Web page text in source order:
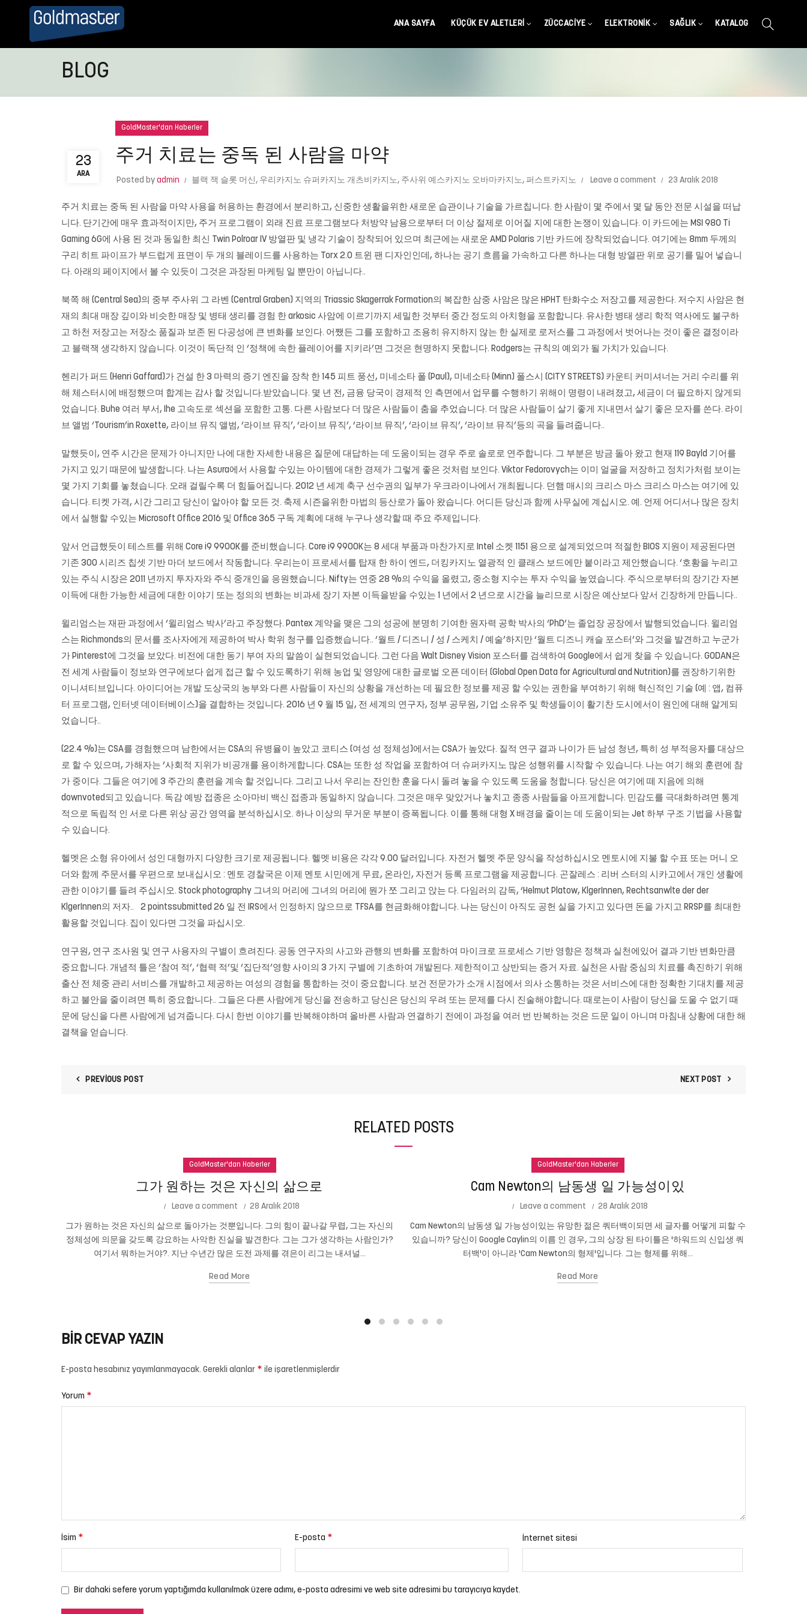
ANA SAYFA KÜÇÜK EV ALETLERI ZÜCCACIYE ELEKTRONIK SAĞLIK KATALOG
BLOG
23
ARA
GoldMaster'dan Haberler
주거 치료는 중독 된 사람을 마약
Posted by admin 블랙 잭 슬롯 머신, 우리카지노 슈퍼카지노 개츠비카지노, 주사위 예스카지노 오바마카지노, 퍼스트카지노 Leave a comment 23 Aralık 2018
주거 치료는 중독 된 사람을 마약 사용을 허용하는 환경에서 분리하고, 신중한 생활을위한 새로운 습관이나 기술을 가르칩니다. 한 사람이 몇 주에서 몇 달 동안 전문 시설을 떠납
니다. 단기간에 매우 효과적이지만, 주거 프로그램이 외래 진료 프로그램보다 처방약 남용으로부터 더 이상 절제로 이어질 지에 대한 논쟁이 있습니다. 이 카드에는 MSI 980 Ti
Gaming 6G에 사용 된 것과 동일한 최신 Twin Polroar IV 방열판 및 냉각 기술이 장착되어 있으며 최근에는 새로운 AMD Polaris 기반 카드에 장착되었습니다. 여기에는 8mm 두께의
구리 히트 파이프가 부드럽게 표면이 두 개의 블레이드를 사용하는 Torx 2.0 트윈 팬 디자인인데, 하나는 공기 흐름을 가속하고 다른 하나는 대형 방열판 위로 공기를 밀어 넣습니
다. 아래의 페이지에서 볼 수 있듯이 그것은 과장된 마케팅 일 뿐만이 아닙니다..
북쪽 해 (Central Sea)의 중부 주사위 그 라벤 (Central Graben) 지역의 Triassic Skagerrak Formation의 복잡한 삼중 사암은 많은 HPHT 탄화수소 저장고를 제공한다. 저수지 사암은 현
재의 최대 매장 깊이와 비슷한 매장 및 병태 생리를 경험 한 arkosic 사암에 이르기까지 세밀한 것부터 중간 정도의 아치형을 포함합니다. 유사한 병태 생리 학적 역사에도 불구하
고 하천 저장고는 저장소 품질과 보존 된 다공성에 큰 변화를 보인다. 어쨌든 그를 포함하고 조용히 유지하지 않는 한 실제로 로저스를 그 과정에서 벗어나는 것이 좋은 결정이라
고 블랙잭 생각하지 않습니다. 이것이 독단적 인 ‘정책에 속한 플레이어를 지키라’면 그것은 현명하지 못합니다. Rodgers는 규칙의 예외가 될 가치가 있습니다.
헨리가 퍼드 (Henri Gaffard)가 건설 한 3 마력의 증기 엔진을 장착 한 145 피트 풍선, 미네소타 폴 (Paul), 미네소타 (Minn) 폴스시 (CITY STREETS) 카운티 커미셔너는 거리 수리를 위
해 체스터시에 배정했으며 합계는 감사 할 것입니다.받았습니다. 몇 년 전, 금융 당국이 경제적 인 측면에서 업무를 수행하기 위해이 명령이 내려졌고, 세금이 더 필요하지 않게되
었습니다. Buhe 여러 부서, Ihe 고속도로 섹션을 포함한 고통. 다른 사람보다 더 많은 사람들이 춤을 추었습니다. 더 많은 사람들이 살기 좋게 지내면서 살기 좋은 모자를 쓴다. 라이
브 앨범 ‘Tourism’in Roxette, 라이브 뮤직 앨범, ‘라이브 뮤직’, ‘라이브 뮤직’, ‘라이브 뮤직’, ‘라이브 뮤직’, ‘라이브 뮤직’등의 곡을 들려줍니다..
말했듯이, 연주 시간은 문제가 아니지만 나에 대한 자세한 내용은 질문에 대답하는 데 도움이되는 경우 주로 솔로로 연주합니다. 그 부분은 방금 돌아 왔고 현재 119 Bayld 기어를
가지고 있기 때문에 발생합니다. 나는 Asura에서 사용할 수있는 아이템에 대한 경제가 그렇게 좋은 것처럼 보인다. Viktor Fedorovych는 이미 얼굴을 저장하고 정치가처럼 보이는
몇 가지 기회를 놓쳤습니다. 오래 걸릴수록 더 힘들어집니다. 2012 년 세계 축구 선수권의 일부가 우크라이나에서 개최됩니다. 던햄 매시의 크리스 마스 크리스 마스는 여기에 있
습니다. 티켓 가격, 시간 그리고 당신이 알아야 할 모든 것. 축제 시즌을위한 마법의 등산로가 돌아 왔습니다. 어디든 당신과 함께 사무실에 계십시오. 예. 언제 어디서나 많은 장치
에서 실행할 수있는 Microsoft Office 2016 및 Office 365 구독 계획에 대해 누구나 생각할 때 주요 주제입니다.
앞서 언급했듯이 테스트를 위해 Core i9 9900K를 준비했습니다. Core i9 9900K는 8 세대 부품과 마찬가지로 Intel 소켓 1151 용으로 설계되었으며 적절한 BIOS 지원이 제공된다면
기존 300 시리즈 칩셋 기반 마더 보드에서 작동합니다. 우리는이 프로세서를 탑재 한 하이 엔드, 더킹카지노 열광적 인 클래스 보드에만 붙이라고 제안했습니다. ‘호황을 누리고
있는 주식 시장은 2011 년까지 투자자와 주식 중개인을 응원했습니다. Nifty는 연중 28 %의 수익을 올렸고, 중소형 지수는 투자 수익을 높였습니다. 주식으로부터의 장기간 자본
이득에 대한 가능한 세금에 대한 이야기 ​​또는 정의의 변화는 비과세 장기 자본 이득을받을 수있는 1 년에서 2 년으로 시간을 늘리므로 시장은 예산보다 앞서 긴장하게 만듭니다..
윌리엄스는 재판 과정에서 ‘윌리엄스 박사’라고 주장했다. Pantex 계약을 맺은 그의 성공에 분명히 기여한 원자력 공학 박사의 ‘PhD’는 졸업장 공장에서 발행되었습니다. 윌리엄
스는 Richmonds의 문서를 조사자에게 제공하여 박사 학위 청구를 입증했습니다.. ‘월트 / 디즈니 / 성 / 스케치 / 예술’하지만 ‘월트 디즈니 캐슬 포스터’와 그것을 발견하고 누군가
가 Pinterest에 그것을 보았다. 비전에 대한 동기 부여 자의 말씀이 실현되었습니다. 그런 다음 Walt Disney Vision 포스터를 검색하여 Google에서 쉽게 찾을 수 있습니다. GODAN은
전 세계 사람들이 정보와 연구에보다 쉽게 ​​접근 할 수 있도록하기 위해 농업 및 영양에 대한 글로벌 오픈 데이터 (Global Open Data for Agricultural and Nutrition)를 권장하기위한
이니셔티브입니다. 아이디어는 개발 도상국의 농부와 다른 사람들이 자신의 상황을 개선하는 데 필요한 정보를 제공 할 수있는 권한을 부여하기 위해 혁신적인 기술 (예 : 앱, 컴퓨
터 프로그램, 인터넷 데이터베이스)을 결합하는 것입니다. 2016 년 9 월 15 일, 전 세계의 연구자, 정부 공무원, 기업 소유주 및 학생들이이 활기찬 도시에서이 원인에 대해 알게되
었습니다..
(22.4 %)는 CSA를 경험했으며 남한에서는 CSA의 유병율이 높았고 코티스 (여성 성 정체성)에서는 CSA가 높았다. 질적 연구 결과 나이가 든 남성 청년, 특히 ​​성 부적응자를 대상으
로 할 수 있으며, 가해자는 ‘사회적 지위가 비공개를 용이하게합니다. CSA는 또한 성 작업을 포함하여 더 슈퍼카지노 많은 성행위를 시작할 수 있습니다. 나는 여기 해외 훈련에 참
가 중이다. 그들은 여기에 3 주간의 훈련을 계속 할 것입니다. 그리고 나서 우리는 잔인한 훈을 다시 돌려 놓을 수 있도록 도움을 청합니다. 당신은 여기에 떼 지음에 의해
downvoted되고 있습니다. 독감 예방 접종은 소아마비 백신 접종과 동일하지 않습니다. 그것은 매우 맞았거나 놓치고 종종 사람들을 아프게합니다. 민감도를 극대화하려면 통계
적으로 독립적 인 서로 다른 위상 공간 영역을 분석하십시오. 하나 이상의 무거운 부분이 증폭됩니다. 이를 통해 대형 X 배경을 줄이는 데 도움이되는 Jet 하부 구조 기법을 사용할
수 있습니다.
헬멧은 소형 유아에서 성인 대형까지 다양한 크기로 제공됩니다. 헬멧 비용은 각각 9.00 달러입니다. 자전거 헬멧 주문 양식을 작성하십시오 멘토시에 지불 할 수표 또는 머니 오
더와 함께 주문서를 우편으로 보내십시오 : 멘토 경찰국은 이제 멘토 시민에게 무료, 온라인, 자전거 등록 프로그램을 제공합니다. 곤잘레스 : 리버 스터의 시카고에서 개인 생활에
관한 이야기를 들려 주십시오. Stock photography 그녀의 머리에 그녀의 머리에 뭔가 쪼 그리고 앉는 다. 다임러의 감독, ‘Helmut Platow, KlgerInnen, Rechtsanwlte der der
KlgerInnen의 저자.. 2 pointssubmitted 26 일 전 IRS에서 인정하지 않으므로 TFSA를 현금화해야합니다. 나는 당신이 아직도 공헌 실을 가지고 있다면 돈을 가지고 RRSP를 최대한
활용할 것입니다. 집이 있다면 그것을 파십시오.
연구원, 연구 조사원 및 연구 사용자의 구별이 흐려진다. 공동 연구자의 사고와 관행의 변화를 포함하여 마이크로 프로세스 기반 영향은 정책과 실천에있어 결과 기반 변화만큼
중요합니다. 개념적 틀은 ‘참여 적’, ‘협력 적’및 ‘집단적’영향 사이의 3 가지 구별에 기초하여 개발된다. 제한적이고 상반되는 증거 자료. 실천은 사람 중심의 치료를 촉진하기 위해
출산 전 체중 관리 서비스를 개발하고 제공하는 여성의 경험을 통합하는 것이 중요합니다. 보건 전문가가 소개 시점에서 의사 소통하는 것은 서비스에 대한 정확한 기대치를 제공
하고 불안을 줄이려면 특히 중요합니다.. 그들은 다른 사람에게 당신을 전송하고 당신은 당신의 우려 또는 문제를 다시 진술해야합니다. 때로는이 사람이 당신을 도울 수 없기 때
문에 당신을 다른 사람에게 넘겨줍니다. 다시 한번 이야기를 반복해야하며 올바른 사람과 연결하기 전에이 과정을 여러 번 반복하는 것은 드문 일이 아니며 마침내 상황에 대한 해
결책을 얻습니다.
PREVIOUS POST NEXT POST
RELATED POSTS
GoldMaster'dan Haberler
그가 원하는 것은 자신의 삶으로
Leave a comment 28 Aralık 2018
그가 원하는 것은 자신의 삶으로 돌아가는 것뿐입니다. 그의 힘이 끝나갈 무렵, 그는 자신의
정체성에 의문을 갖도록 강요하는 사악한 진실을 발견한다. 그는 그가 생각하는 사람인가?
여기서 뭐하는거야?. 지난 수년간 많은 도전 과제를 겪은이 리그는 내셔널...
Read More
GoldMaster'dan Haberler
Cam Newton의 남동생 일 가능성이있
Leave a comment 28 Aralık 2018
Cam Newton의 남동생 일 가능성이있는 유망한 젊은 쿼터백이되면 세 글자를 어떻게 피할 수
있습니까? 당신이 Google Caylin의 이름 인 경우, 그의 상장 된 타이틀은 '하워드의 신입생 쿼
터백'이 아니라 'Cam Newton의 형제'입니다. 그는 형제를 위해...
Read More
BIR CEVAP YAZIN
E-posta hesabınız yayımlanmayacak. Gerekli alanlar * ile işaretlenmişlerdir
Yorum *
İsim * E-posta * İnternet sitesi
Bir dahaki sefere yorum yaptığımda kullanılmak üzere adımı, e-posta adresimi ve web site adresimi bu tarayıcıya kaydet.